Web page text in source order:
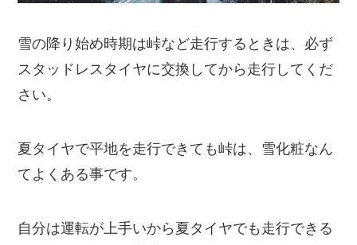
雪の降り始め時期は峠など走行するときは、必ず
スタッドレスタイヤに交換してから走行してくだ
さい。
夏タイヤで平地を走行できても峠は、雪化粧なん
てよくある事です。
自分は運転が上手いから夏タイヤでも走行できる